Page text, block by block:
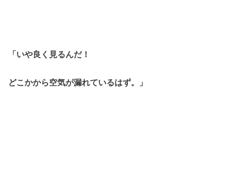
「いや良く見るんだ！
どこかから空気が漏れているはず。」